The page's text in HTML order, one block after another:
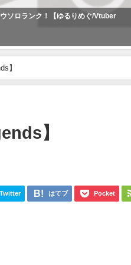
ソロランク！【ゆるりめぐ/Vtuber
】
】
Twitter はてブ Pocket